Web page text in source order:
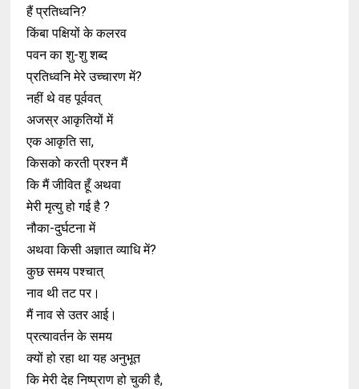
हैं प्रतिध्वनि?
किंबा पक्षियों के कलरव
पवन का शु-शु शब्द
प्रतिध्वनि मेरे उच्चारण में?
नहीं थे वह पूर्ववत्
अजस्र आकृतियों में
एक आकृति सा,
किसको करती प्रश्न मैं
कि मैं जीवित हूँ अथवा
मेरी मृत्यु हो गई है ?
नौका-दुर्घटना में
अथवा किसी अज्ञात व्याधि में?
कुछ समय पश्चात्
नाव थी तट पर।
मैं नाव से उतर आई।
प्रत्यावर्तन के समय
क्यों हो रहा था यह अनुभूत
कि मेरी देह निष्प्राण हो चुकी है,